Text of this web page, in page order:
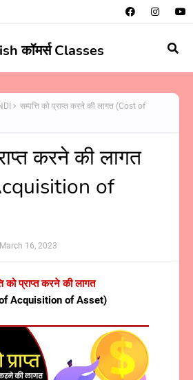
कॉमर्स Classes
सम्पत्ति को प्राप्त करने की लागत (Cost of
करने की लागत
of
March 16, 2023
को प्राप्त करने की लागत
Acquisition of Asset)